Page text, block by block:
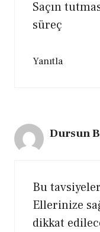
Saçın
süreç
Yanıtla
Dursun
Bu
Ellerinize
dikkat